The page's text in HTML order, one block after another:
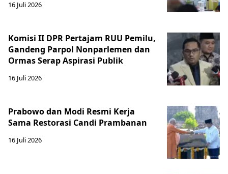
16 Juli 2026
Komisi II DPR Pertajam RUU Pemilu,
Gandeng Parpol Nonparlemen dan
Ormas Serap Aspirasi Publik
16 Juli 2026
Prabowo dan Modi Resmi Kerja
Sama Restorasi Candi Prambanan
16 Juli 2026